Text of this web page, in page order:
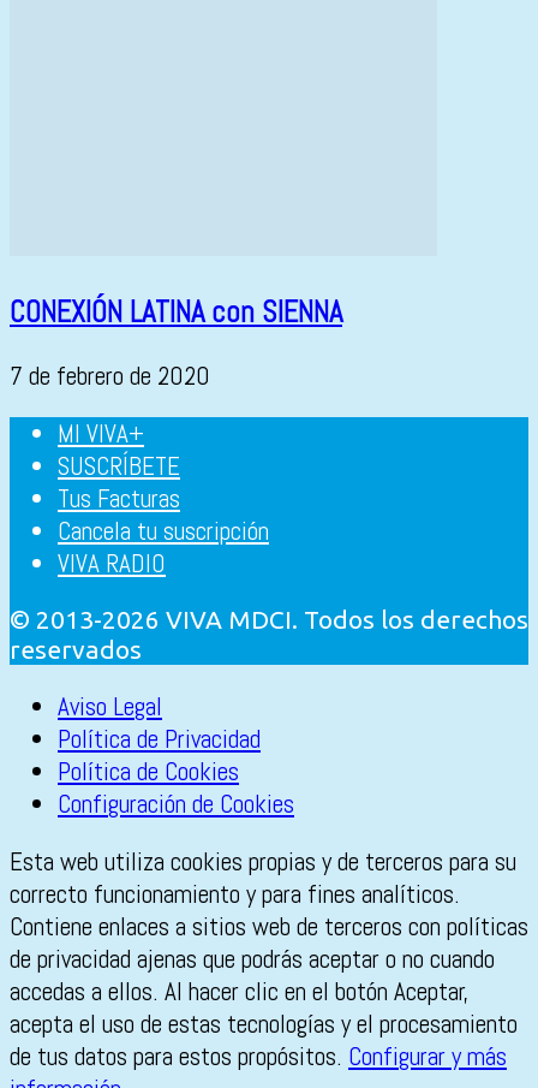
CONEXIÓN LATINA con SIENNA
7 de febrero de 2020
MI VIVA+
SUSCRÍBETE
Tus Facturas
Cancela tu suscripción
VIVA RADIO
© 2013-2026 VIVA MDCI. Todos los derechos
reservados
Aviso Legal
Política de Privacidad
Política de Cookies
Configuración de Cookies
Esta web utiliza cookies propias y de terceros para su
correcto funcionamiento y para fines analíticos.
Contiene enlaces a sitios web de terceros con políticas
de privacidad ajenas que podrás aceptar o no cuando
accedas a ellos. Al hacer clic en el botón Aceptar,
acepta el uso de estas tecnologías y el procesamiento
de tus datos para estos propósitos. Configurar y más